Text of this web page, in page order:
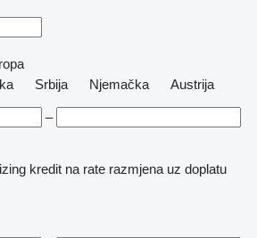
Srbija Njemačka
Austrija
–
kredit na rate razmjena uz doplatu